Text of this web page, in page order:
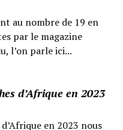
au nombre de 19 en
par le magazine
l’on parle ici...
d’Afrique en 2023
en 2023 nous